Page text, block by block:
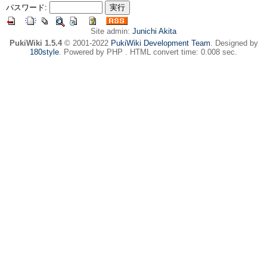
パスワード:
Site admin: Junichi Akita
PukiWiki 1.5.4© 2001-2022 PukiWiki Development Team. Designed by
180style. Powered by PHP . HTML convert time: 0.008 sec.